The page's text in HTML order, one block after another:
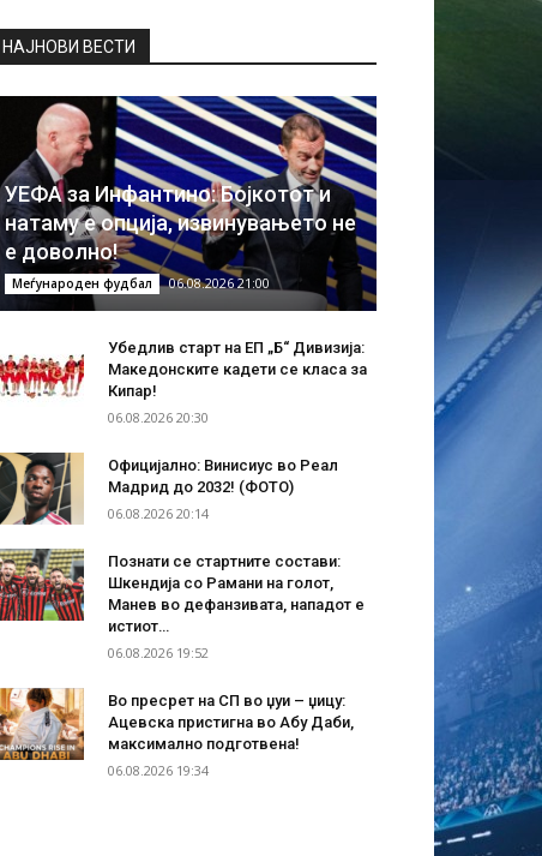
НAЈНОВИ ВЕСТИ
УЕФА за Инфантино: Бојкотот и
натаму е опција, извинувањето не
е доволно!
Меѓународен фудбал 06.08.2026 21:00
Убедлив старт на ЕП „Б“ Дивизија:
Македонските кадети се класа за
Кипар!
06.08.2026 20:30
Официјално: Винисиус во Реал
Мадрид до 2032! (ФОТО)
06.08.2026 20:14
Познати се стартните состави:
Шкендија со Рамани на голот,
Манев во дефанзивата, нападот е
истиот…
06.08.2026 19:52
Во пресрет на СП во џуи – џицу:
Ацевска пристигна во Абу Даби,
максимално подготвена!
06.08.2026 19:34